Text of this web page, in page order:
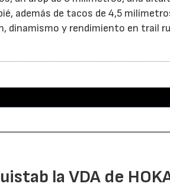
además de tacos de 4,5
dinamismo y rendimiento en trail
la VDA de